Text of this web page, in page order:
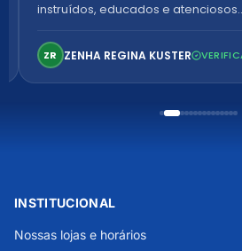
instruídos, educados e atenciosos.
confortável. Perfeito!
ZR ZENHA REGINA KUSTER
INSTITUCIONAL
Nossas lojas e horários